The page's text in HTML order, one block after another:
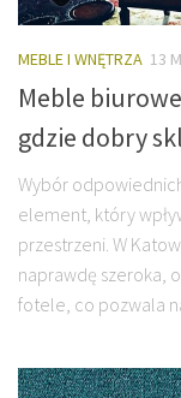
MEBLE I WNĘTRZA 13
Meble
gdzie dobry
Wybór
element, który
przestrzeni. W
naprawdę szeroka,
fotele, co pozwala